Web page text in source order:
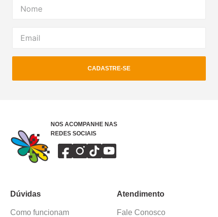
CADASTRE-SE
NOS ACOMPANHE NAS
REDES SOCIAIS
Dúvidas
Como funcionam
Atendimento
Fale Conosco